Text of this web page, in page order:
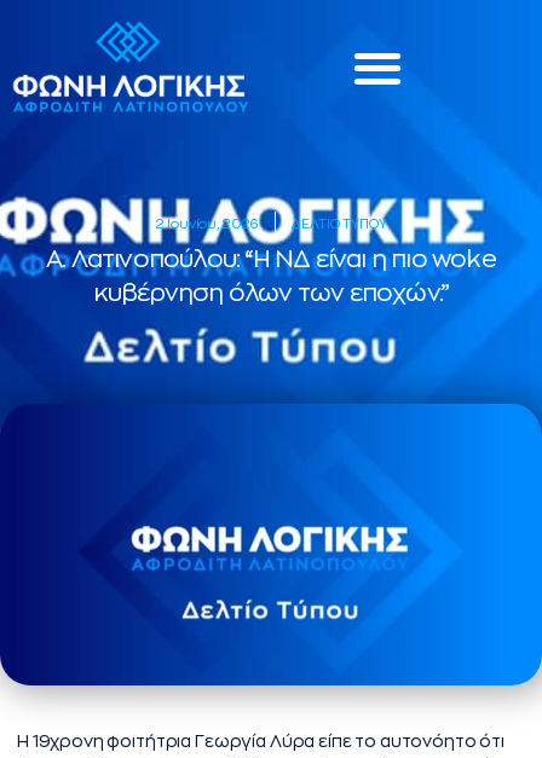
2 Ιουνίου, 2026 ΔΕΛΤΙΟ ΤΥΠΟΥ
Α. Λατινοπούλου: “Η ΝΔ είναι η πιο woke
κυβέρνηση όλων των εποχών.”
Η 19χρονη φοιτήτρια Γεωργία Λύρα είπε το αυτονόητο ότι